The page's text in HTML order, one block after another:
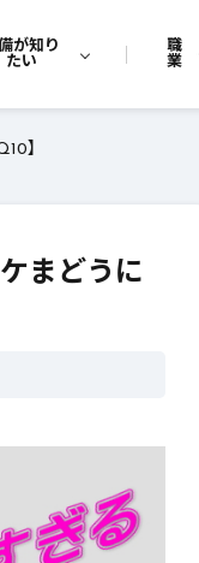
が知り
たい
職
業
】
まどうに